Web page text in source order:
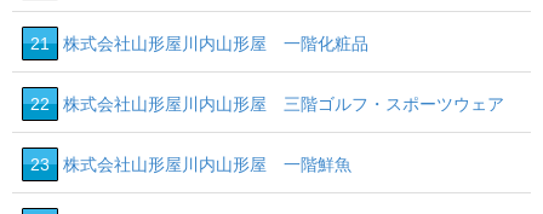
21 株式会社山形屋川内山形屋 一階化粧品
22 株式会社山形屋川内山形屋 三階ゴルフ・スポーツウェア
23 株式会社山形屋川内山形屋 一階鮮魚